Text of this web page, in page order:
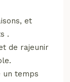
et
.
de rajeunir
un temps